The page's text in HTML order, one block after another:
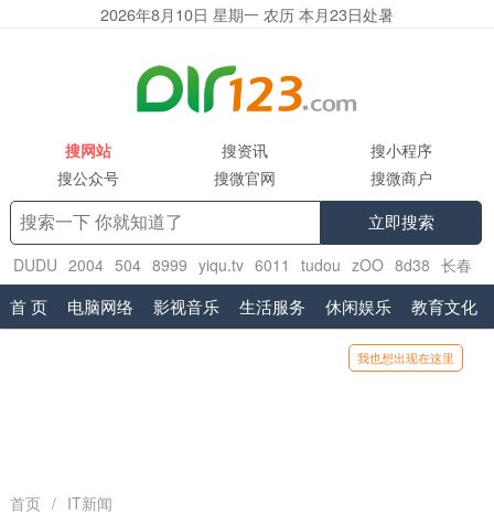
2026年8月10日 星期一 农历 本月23日处暑
搜网站 搜资讯
搜小程序
搜公众号
搜微官网 搜微商户
立即搜索
DUDU 2004 504 8999 yiqu.tv 6011 tudou zOO 8d38 长春
首 页 电脑网络 影视音乐 生活服务 休闲娱乐 教育文化
我也想出现在这里
首页 / IT新闻